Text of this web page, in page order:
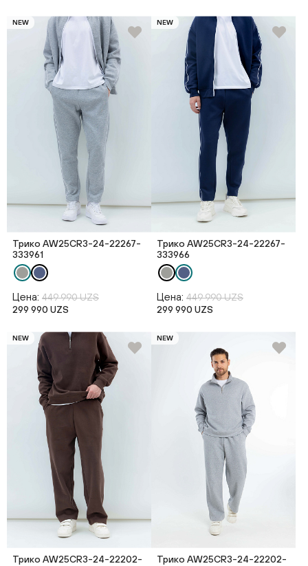
NEW
Трико AW25CR3-24-22267-
333961
Цена: 449 990 UZS
299 990 UZS
NEW
Трико AW25CR3-24-22267-
333966
Цена: 449 990 UZS
299 990 UZS
NEW
Трико AW25CR3-24-22202-
NEW
Трико AW25CR3-24-22202-